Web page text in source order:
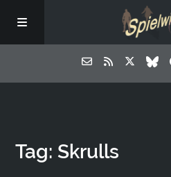
Tag: Skrulls